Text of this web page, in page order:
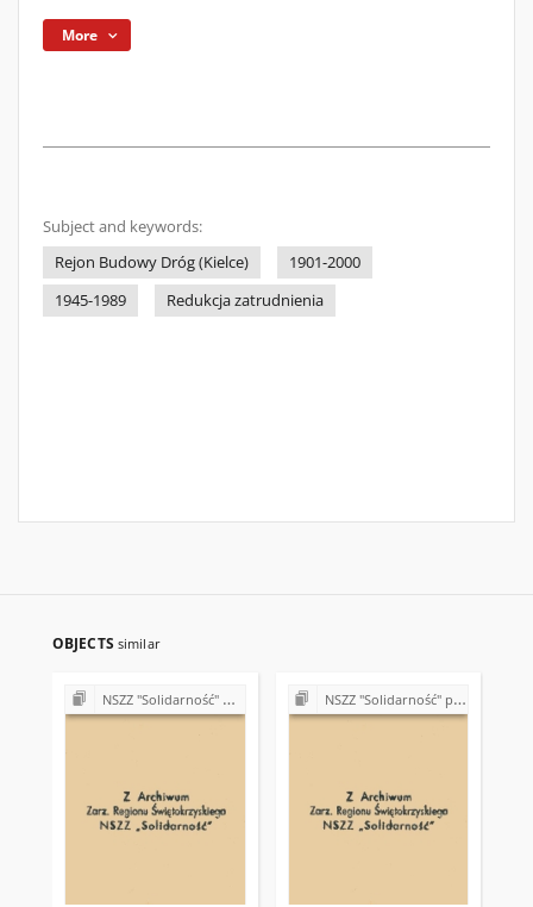
More
Subject and keywords:
Rejon Budowy Dróg (Kielce)
1901-2000
1945-1989
Redukcja zatrudnienia
OBJECTS similar
NSZZ "Solidarność" w Rejonie Budowy Dróg w Kielcach NSZZ "Solidarność" przy Rejonie Budowy Dróg w Kielcach